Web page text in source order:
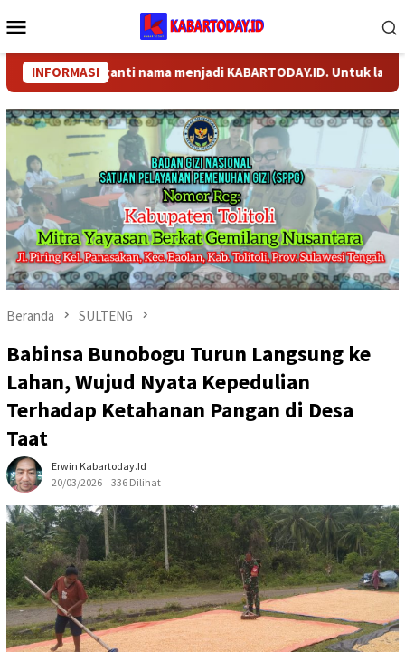
ke
Mobile
INFORMASI
telah berganti nama menjadi KABARTODAY.ID. Untuk
Beranda SULTENG
Babinsa Bunobogu Turun Langsung ke
Lahan, Wujud Nyata Kepedulian
Terhadap Ketahanan Pangan di Desa
Taat
Erwin Kabartoday.id
20/03/2026
336 Dilihat